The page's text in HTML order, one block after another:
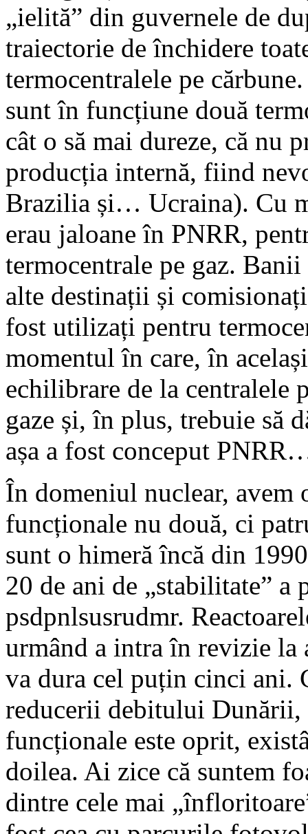
„ielită” din guvernele de
traiectorie de închidere
termocentralele pe
sunt în funcțiune două
cât o să mai dureze, că nu
producția internă, fiind
Brazilia și… Ucraina). Cu
erau jaloane în PNRR,
termocentrale pe gaz.
alte destinații și
fost utilizați pentru
momentul în care, în
echilibrare de la centralele
gaze și, în plus, trebuie să
așa a fost conceput
În domeniul nuclear, avem
funcționale nu două, ci
sunt o himeră încă din
20 de ani de „stabilitate” a
psdpnlsusrudmr.
urmând a intra în revizie la
va dura cel puțin cinci ani.
reducerii debitului Dunării,
funcționale este oprit,
doilea. Ai zice că suntem
dintre cele mai